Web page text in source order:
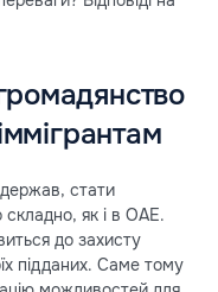
держав, стати
як і в ОАЕ.
до захисту
підданих. Саме тому